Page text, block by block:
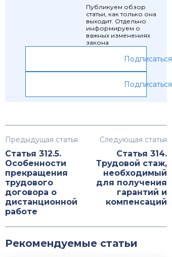
Публикуем обзор
статьи, как только она
выходит. Отдельно
информируем о
важных изменениях
закона
Подписаться
Подписаться
Предыдущая статья
Статья 312.5.
Особенности
прекращения
трудового
договора о
дистанционной
работе
Следующая статья
Статья 314.
Трудовой стаж,
необходимый
для получения
гарантий и
компенсаций
Рекомендуемые статьи